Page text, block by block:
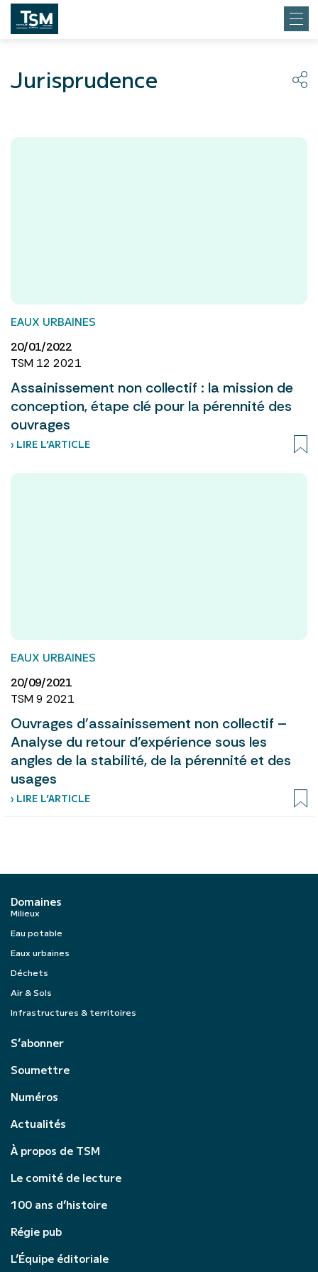
Jurisprudence
EAUX URBAINES
20/01/2022
TSM 12 2021
Assainissement non collectif : la mission de
conception, étape clé pour la pérennité des
ouvrages
› LIRE L’ARTICLE
EAUX URBAINES
20/09/2021
TSM 9 2021
Ouvrages d’assainissement non collectif –
Analyse du retour d’expérience sous les
angles de la stabilité, de la pérennité et des
usages
› LIRE L’ARTICLE
Domaines
Milieux
Eau potable
Eaux urbaines
Déchets
Air & Sols
Infrastructures & territoires
S’abonner
Soumettre
Numéros
Actualités
À propos de TSM
Le comité de lecture
100 ans d’histoire
Régie pub
L’Équipe éditoriale